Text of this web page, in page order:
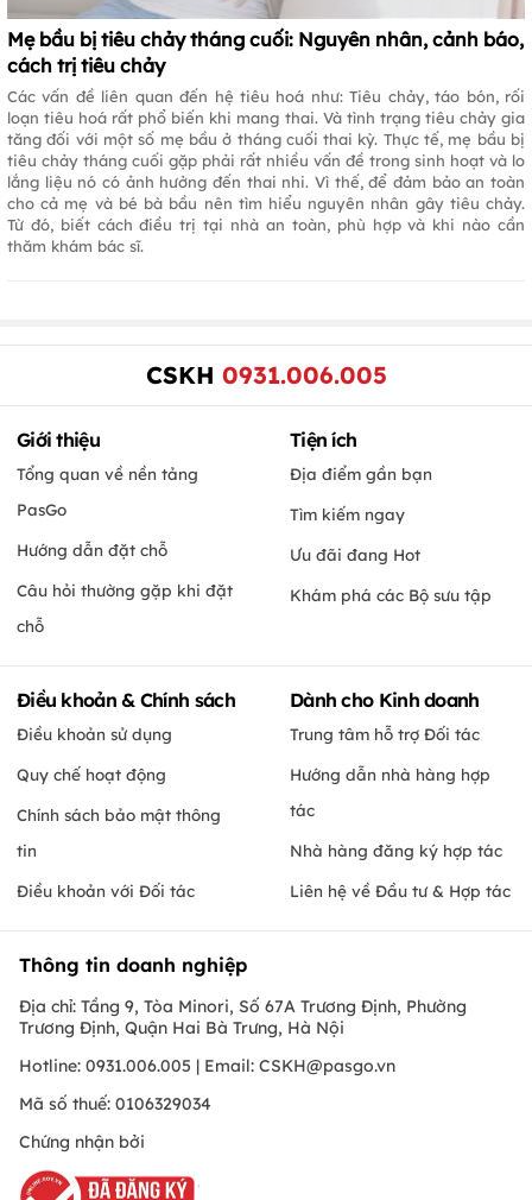
Mẹ bầu bị tiêu chảy tháng cuối: Nguyên nhân, cảnh báo,
cách trị tiêu chảy
Các vấn đề liên quan đến hệ tiêu hoá như: Tiêu chảy, táo bón, rối
loạn tiêu hoá rất phổ biến khi mang thai. Và tình trạng tiêu chảy gia
tăng đối với một số mẹ bầu ở tháng cuối thai kỳ. Thực tế, mẹ bầu bị
tiêu chảy tháng cuối gặp phải rất nhiều vấn đề trong sinh hoạt và lo
lắng liệu nó có ảnh hưởng đến thai nhi. Vì thế, để đảm bảo an toàn
cho cả mẹ và bé bà bầu nên tìm hiểu nguyên nhân gây tiêu chảy.
Từ đó, biết cách điều trị tại nhà an toàn, phù hợp và khi nào cần
thăm khám bác sĩ.
CSKH 0931.006.005
Giới thiệu
Tổng quan về nền tảng
PasGo
Hướng dẫn đặt chỗ
Câu hỏi thường gặp khi đặt
chỗ
Tiện ích
Địa điểm gần bạn
Tìm kiếm ngay
Ưu đãi đang Hot
Khám phá các Bộ sưu tập
Điều khoản & Chính sách
Điều khoản sử dụng
Quy chế hoạt động
Chính sách bảo mật thông
tin
Điều khoản với Đối tác
Dành cho Kinh doanh
Trung tâm hỗ trợ Đối tác
Hướng dẫn nhà hàng hợp
tác
Nhà hàng đăng ký hợp tác
Liên hệ về Đầu tư & Hợp tác
Thông tin doanh nghiệp
Địa chỉ: Tầng 9, Tòa Minori, Số 67A Trương Định, Phường
Trương Định, Quận Hai Bà Trưng, Hà Nội
Hotline: 0931.006.005 | Email: CSKH@pasgo.vn
Mã số thuế: 0106329034
Chứng nhận bởi